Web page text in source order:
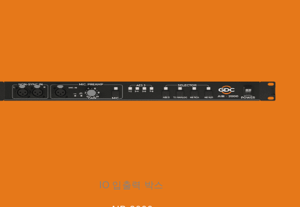
IO 입출력 박스